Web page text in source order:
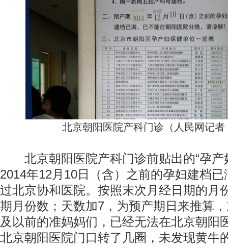
北京朝阳医院产科门诊（人民网记者
北京朝阳医院产科门诊前贴出的“孕产
2014年12月10日（含）之前的孕妇建档
过北京协和医院。按照末次月经日期的月
期月份数；天数加7，为预产期日来推算
及以前的准妈妈们，已经无法在北京朝阳
北京朝阳医院门口转了几圈，未发现黄牛